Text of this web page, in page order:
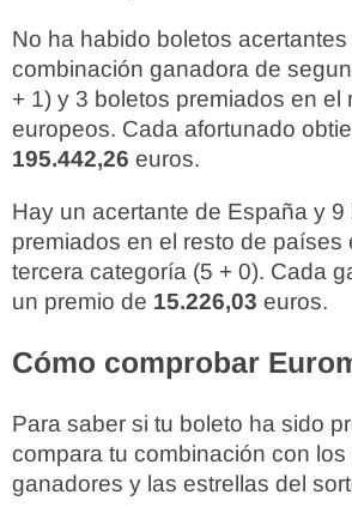
No ha habido boletos
combinación ganadora de
+ 1) y 3 boletos premiados en el
europeos. Cada afortunado
195.442,26 euros.
Hay un acertante de España y 9
premiados en el resto de países
tercera categoría (5 + 0). Cada
un premio de 15.226,03 euros.
Cómo comprobar
Para saber si tu boleto ha sido
compara tu combinación con los
ganadores y las estrellas del